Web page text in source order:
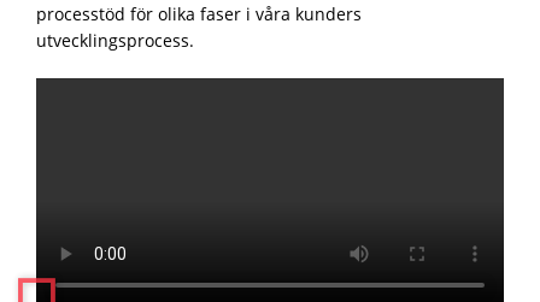
processtöd för olika faser i våra kunders
utvecklingsprocess.